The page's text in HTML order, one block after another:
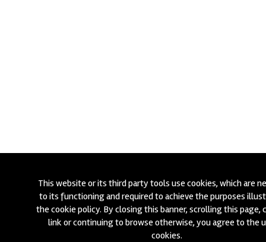
This website or its third party tools use cookies, which are
to its functioning and required to achieve the purposes
the cookie policy. By closing this banner, scrolling this page,
link or continuing to browse otherwise, you agree to the
cookies.